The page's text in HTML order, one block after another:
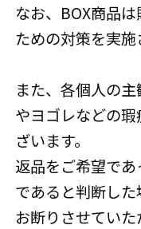
なお、BOX商品
ための対策を実施
また、各個人の
やヨゴレなどの
ざいます。
返品をご希望で
であると判断し
お断りさせてい